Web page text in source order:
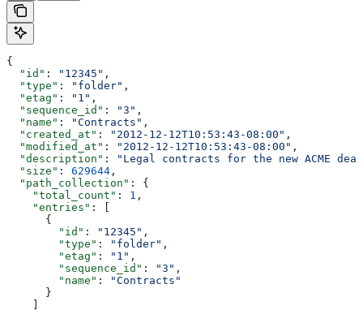
{
  "id"
: "12345" ,
  "type"
: "folder" ,
  "etag"
: "1" ,
  "sequence_id"
: "3" ,
  "name"
: "Contracts" ,
  "created_at"
: "2012-12-12T10:53:43-08:00" ,
  "modified_at"
: "2012-12-12T10:53:43-08:00" ,
  "description"
:
"Legal contracts for the new ACME
  "size"
: 629644 ,
  "path_collection"
: {
    "total_count"
: 1 ,
    "entries"
: [
      {
        "id"
: "12345" ,
        "type"
: "folder" ,
        "etag"
: "1" ,
        "sequence_id"
: "3" ,
        "name"
:
"Contracts"
      }